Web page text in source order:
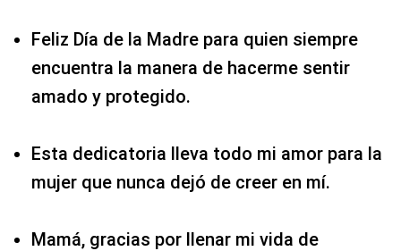
Feliz Día de la Madre para quien siempre
encuentra la manera de hacerme sentir
amado y protegido.
Esta dedicatoria lleva todo mi amor para la
mujer que nunca dejó de creer en mí.
Mamá, gracias por llenar mi vida de